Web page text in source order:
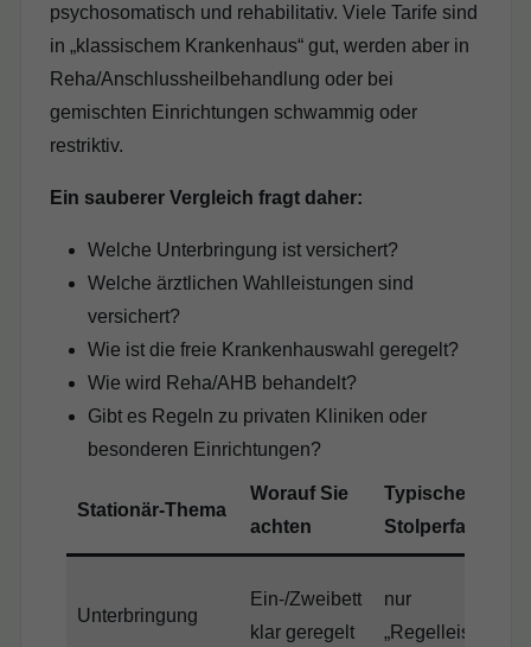
psychosomatisch und rehabilitativ. Viele Tarife sind
in „klassischem Krankenhaus“ gut, werden aber in
Reha/Anschlussheilbehandlung oder bei
gemischten Einrichtungen schwammig oder
restriktiv.
Ein sauberer Vergleich fragt daher:
Welche Unterbringung ist versichert?
Welche ärztlichen Wahlleistungen sind
versichert?
Wie ist die freie Krankenhauswahl geregelt?
Wie wird Reha/AHB behandelt?
Gibt es Regeln zu privaten Kliniken oder
besonderen Einrichtungen?
Stationär-Thema
Worauf Sie
achten
Typische
Stolperfalle
Unterbringung
Ein-/Zweibett
klar geregelt
nur
„Regelleistung“